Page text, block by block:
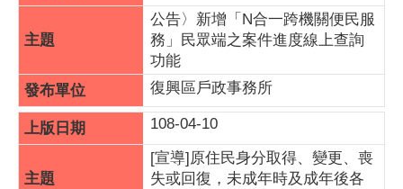
公告〉新增「N合一跨機關便民服
務」民眾端之案件進度線上查詢
功能
復興區戶政事務所
108-04-10
[宣導]原住民身分取得、變更、喪
失或回復，未成年時及成年後各